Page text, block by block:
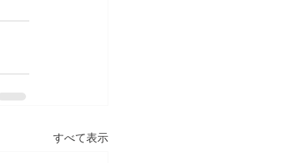
すべて表示